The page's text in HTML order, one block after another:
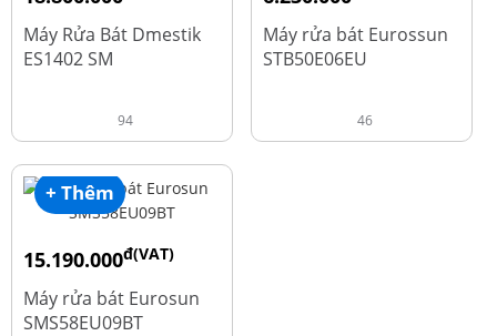
23.500.000
Máy Rửa Bát Dmestik
ES1402 SM
94
7.790.000
Máy rửa bát Eurossun
STB50E06EU
46
+ Thêm
15.190.000đ(VAT)
18.990.000
Máy rửa bát Eurosun
SMS58EU09BT